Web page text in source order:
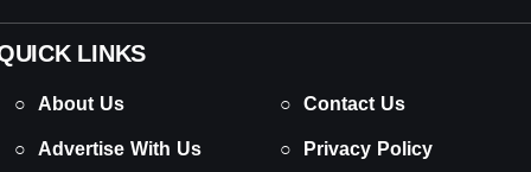
LINKS
○ About Us
○ Contact Us
○ Advertise With Us
○ Privacy Policy